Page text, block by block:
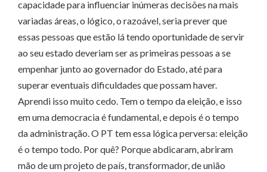
capacidade para influenciar inúmeras decisões na mais
variadas áreas, o lógico, o razoável, seria prever que
essas pessoas que estão lá tendo oportunidade de servir
ao seu estado deveriam ser as primeiras pessoas a se
empenhar junto ao governador do Estado, até para
superar eventuais dificuldades que possam haver.
Aprendi isso muito cedo. Tem o tempo da eleição, e isso
em uma democracia é fundamental, e depois é o tempo
da administração. O PT tem essa lógica perversa: eleição
é o tempo todo. Por quê? Porque abdicaram, abriram
mão de um projeto de país, transformador, de união